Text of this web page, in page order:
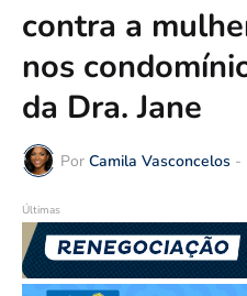
contra a
nos
da Dra. Jane
Por Camila Vasconcelos -
Últimas